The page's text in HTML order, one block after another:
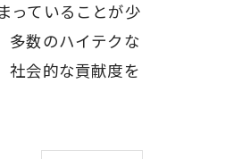
っていることが少
多数のハイテクな
社会的な貢献度を